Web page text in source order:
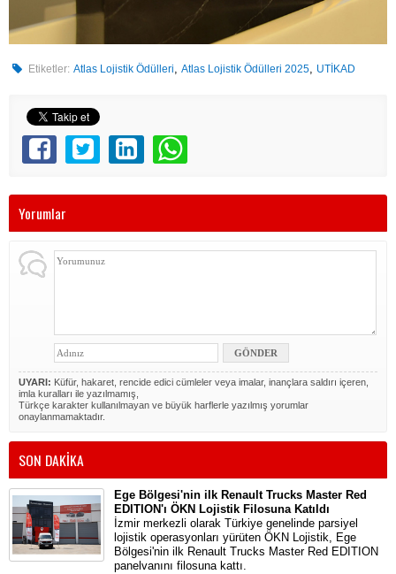
Etiketler: Atlas Lojistik Ödülleri,Atlas Lojistik Ödülleri 2025, UTİKAD
Yorumlar
UYARI: Küfür, hakaret, rencide edici cümleler veya imalar, inançlara saldırı içeren,
imla kuralları ile yazılmamış,
Türkçe karakter kullanılmayan ve büyük harflerle yazılmış yorumlar
onaylanmamaktadır.
SON DAKİKA
Ege Bölgesi'nin ilk Renault Trucks Master Red
EDITION'ı ÖKN Lojistik Filosuna Katıldı
İzmir merkezli olarak Türkiye genelinde parsiyel
lojistik operasyonları yürüten ÖKN Lojistik, Ege
Bölgesi'nin ilk Renault Trucks Master Red EDITION
panelvanını filosuna kattı.